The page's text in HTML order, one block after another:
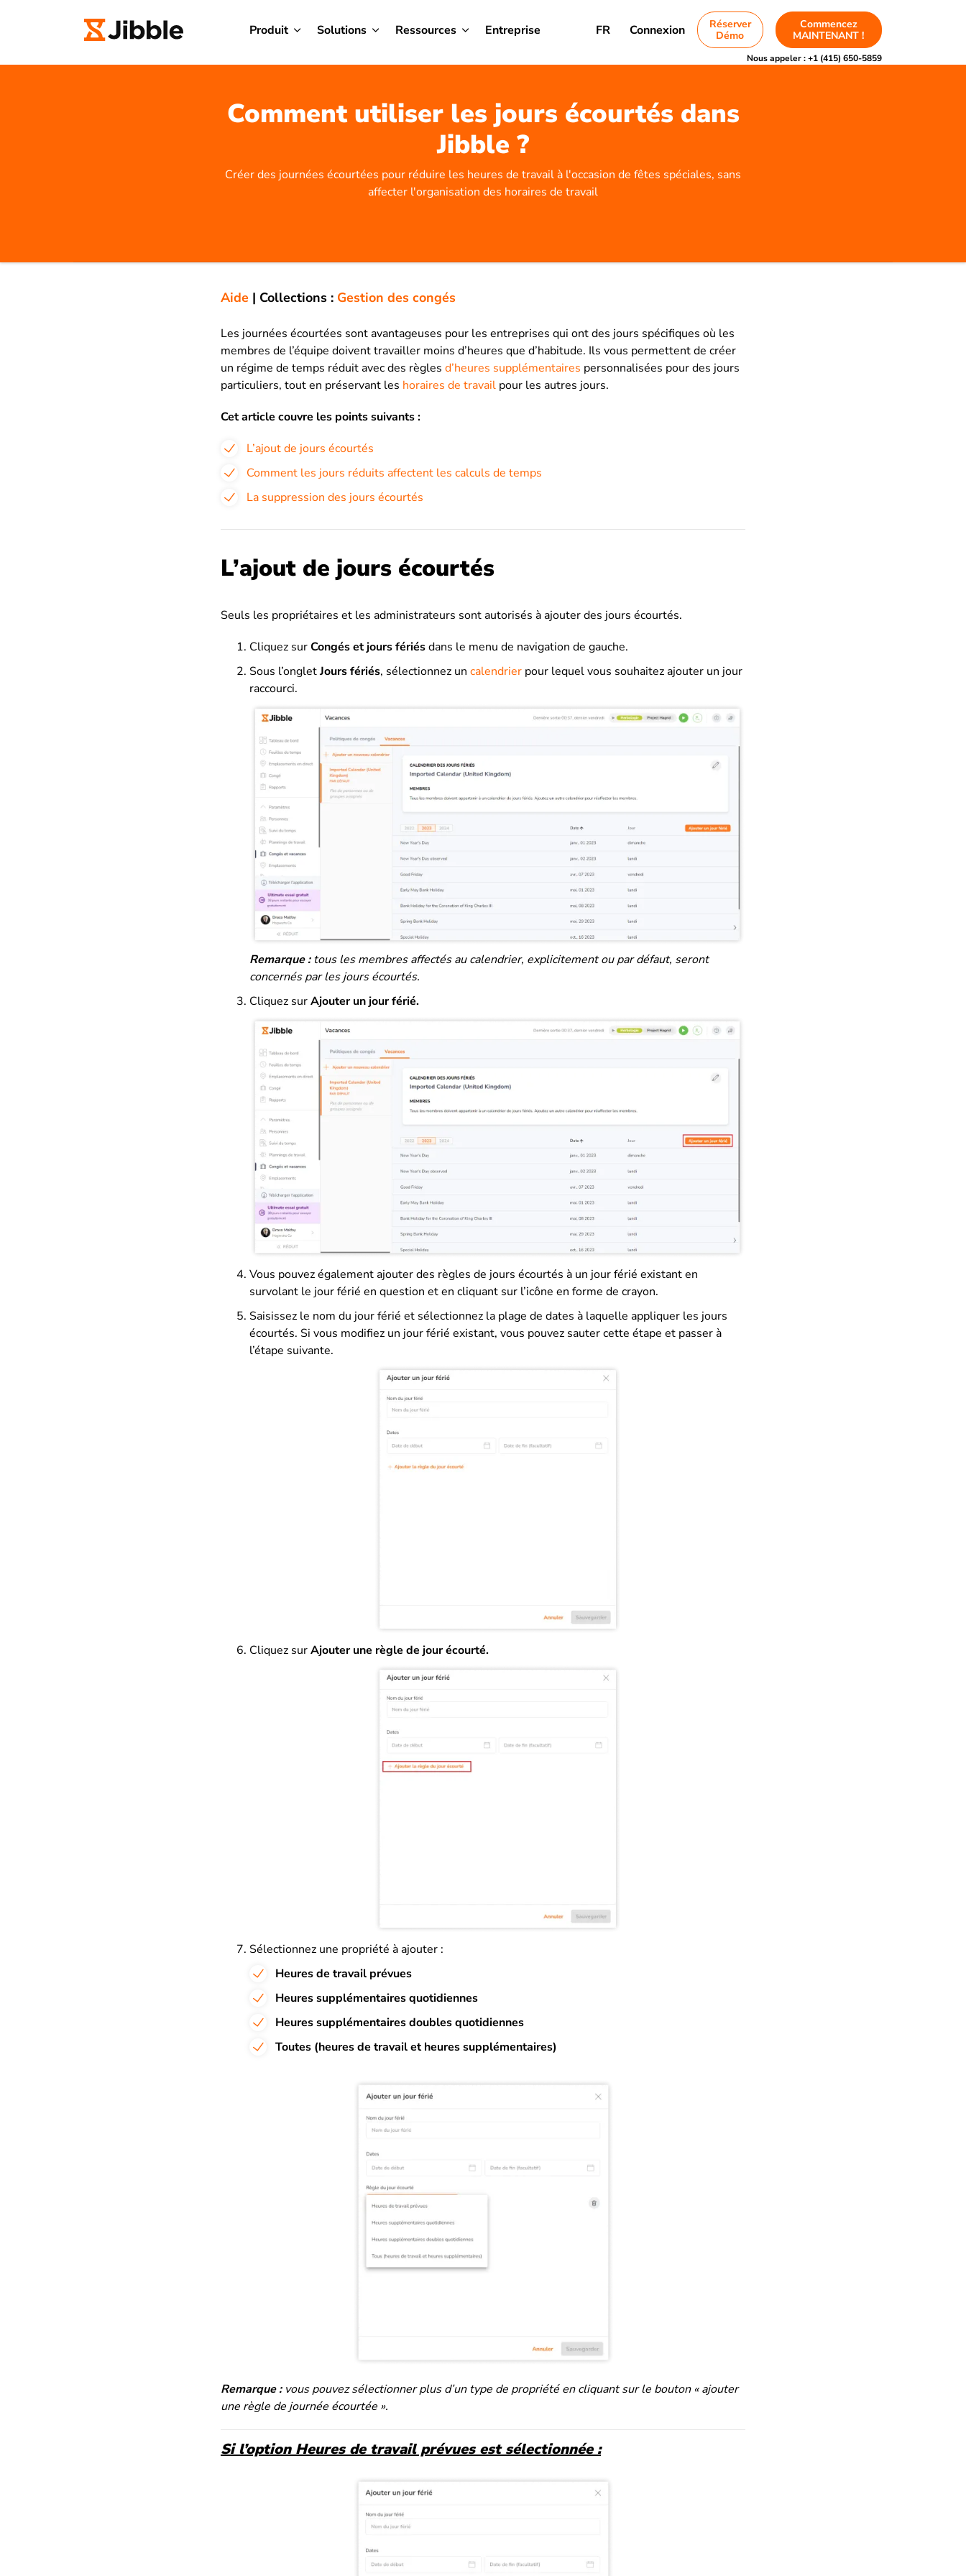
Produit Solutions Ressources Entreprise FR Connexion
Réserver
Démo
Commencez
MAINTENANT !
Nous appeler :+1 (415) 650-5859
Comment utiliser les jours écourtés dans
Jibble ?
Créer des journées écourtées pour réduire les heures de travail à l'occasion de fêtes spéciales, sans
affecter l'organisation des horaires de travail
Aide | Collections : Gestion des congés
Les journées écourtées sont avantageuses pour les entreprises qui ont des jours spécifiques où les
membres de l’équipe doivent travailler moins d’heures que d’habitude. Ils vous permettent de créer
un régime de temps réduit avec des règles d’heures supplémentaires personnalisées pour des jours
particuliers, tout en préservant les horaires de travail pour les autres jours.
Cet article couvre les points suivants :
L’ajout de jours écourtés
Comment les jours réduits affectent les calculs de temps
La suppression des jours écourtés
L’ajout de jours écourtés
Seuls les propriétaires et les administrateurs sont autorisés à ajouter des jours écourtés.
Cliquez surCongés et jours fériésdans le menu de navigation de gauche.
Sous l’ongletJours fériés, sélectionnez un calendrier pour lequel vous souhaitez ajouter un jour
raccourci.
Remarque :tous les membres affectés au calendrier, explicitement ou par défaut, seront
concernés par les jours écourtés.
Cliquez surAjouter un jour férié.
Vous pouvez également ajouter des règles de jours écourtés à un jour férié existant en
survolant le jour férié en question et en cliquant sur l’icône en forme de crayon.
Saisissez le nom du jour férié et sélectionnez la plage de dates à laquelle appliquer les jours
écourtés. Si vous modifiez un jour férié existant, vous pouvez sauter cette étape et passer à
l’étape suivante.
Cliquez surAjouter une règle de jour écourté.
Sélectionnez une propriété à ajouter :
Heures de travail prévues
Heures supplémentaires quotidiennes
Heures supplémentaires doubles quotidiennes
Toutes (heures de travail et heures supplémentaires)
Remarque :vous pouvez sélectionner plus d’un type de propriété en cliquant sur le bouton « ajouter
une règle de journée écourtée ».
Si l’option Heures de travail prévues est sélectionnée :